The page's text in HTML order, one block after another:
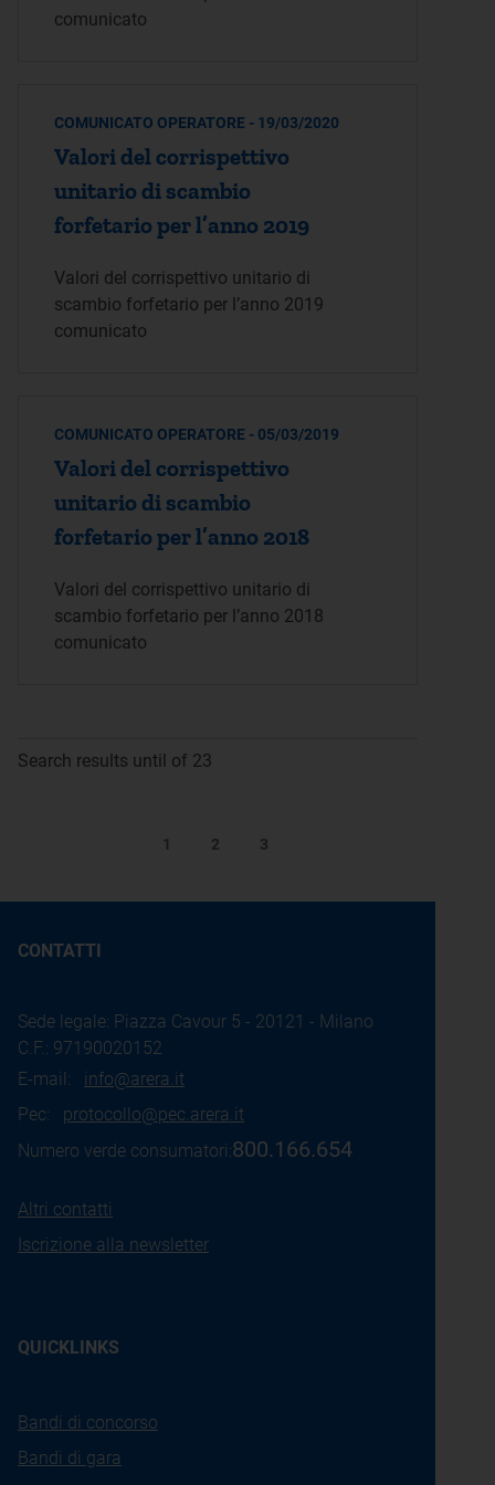
comunicato
COMUNICATO OPERATORE - 19/03/2020
Valori del corrispettivo
unitario di scambio
forfetario per l’anno 2019
Valori del corrispettivo unitario di
scambio forfetario per l’anno 2019
comunicato
COMUNICATO OPERATORE - 05/03/2019
Valori del corrispettivo
unitario di scambio
forfetario per l’anno 2018
Valori del corrispettivo unitario di
scambio forfetario per l’anno 2018
comunicato
Search results until of 23
1 2 3
CONTATTI
Sede legale: Piazza Cavour 5 - 20121 - Milano
C.F.: 97190020152
E-mail: info@arera.it
Pec: protocollo@pec.arera.it
Numero verde consumatori:800.166.654
Altri contatti
Iscrizione alla newsletter
QUICKLINKS
Bandi di concorso
Bandi di gara